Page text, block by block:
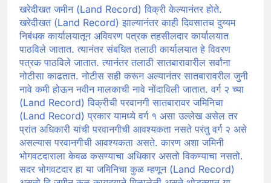
खरेदीखत जमीन (Land Record) विक्री केल्यानंतर होते.
खरेदीखत (Land Record) झाल्यानंतर काही दिवसातच दुय्यम
निबंधक कार्यालयातून अविवरण पत्रक तहसीलदार कार्यालयात
पाठविले जातात. त्यानंतर संबधित तलाठी कार्यालयात हे विवरण
पत्रक पाठविले जातात. त्यानंतर तलाठी सातबारावारील सर्वांना
नोटीसा काढतात. नोटीस सही करून अल्यानंतर सातबारावरील जुनी
नावे कमी होऊन नवीन मालकाची नावे नोंदाविली जातात. वर्ग २ च्या
(Land Record) विक्रीची परवानगी सातबारावर जमिनिचा
(Land Record) प्रकार यामध्ये वर्ग १ असा उल्लेख असेल तर
प्रांत अधिकारी यांची परवानगीची आवश्यकता नसते परंतु वर्ग २ असे
असल्यास परवानगीची आवश्यकता असते. कारण अशा जमिनी
भोगवटदाराला केवळ कसण्याचा अधिकार असतो विकण्याचा नसतो.
सदर भोगवटदार हा या जमिनिचा कुळ म्हणून (Land Record)